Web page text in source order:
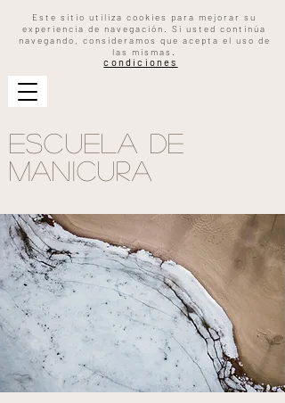
Este sitio utiliza cookies para mejorar su
experiencia de navegación. Si usted continúa
navegando, consideramos que acepta el uso de
las mismas.
condiciones
escuela de
manicura